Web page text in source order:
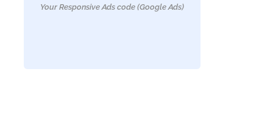
Your Responsive Ads code (Google Ads)